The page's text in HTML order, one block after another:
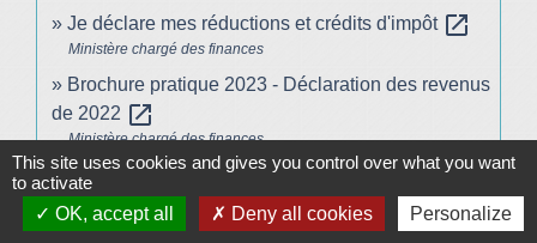
Je déclare mes réductions et crédits d'impôt open_in_new
Ministère chargé des finances
Brochure pratique 2023 - Déclaration des revenus
de 2022 open_in_new
Ministère chargé des finances
Impôt sur le revenu : dépliants d'information open_in_new
Ministère chargé des finances
This site uses cookies and gives you control over what you want
to activate
OK, accept all
Deny all cookies Personalize